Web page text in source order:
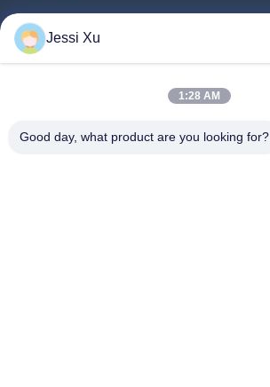
Produkty
Filmy
Kontrola Jakości
Jessi Xu
1:28 AM
Good day, what product are you looking for?